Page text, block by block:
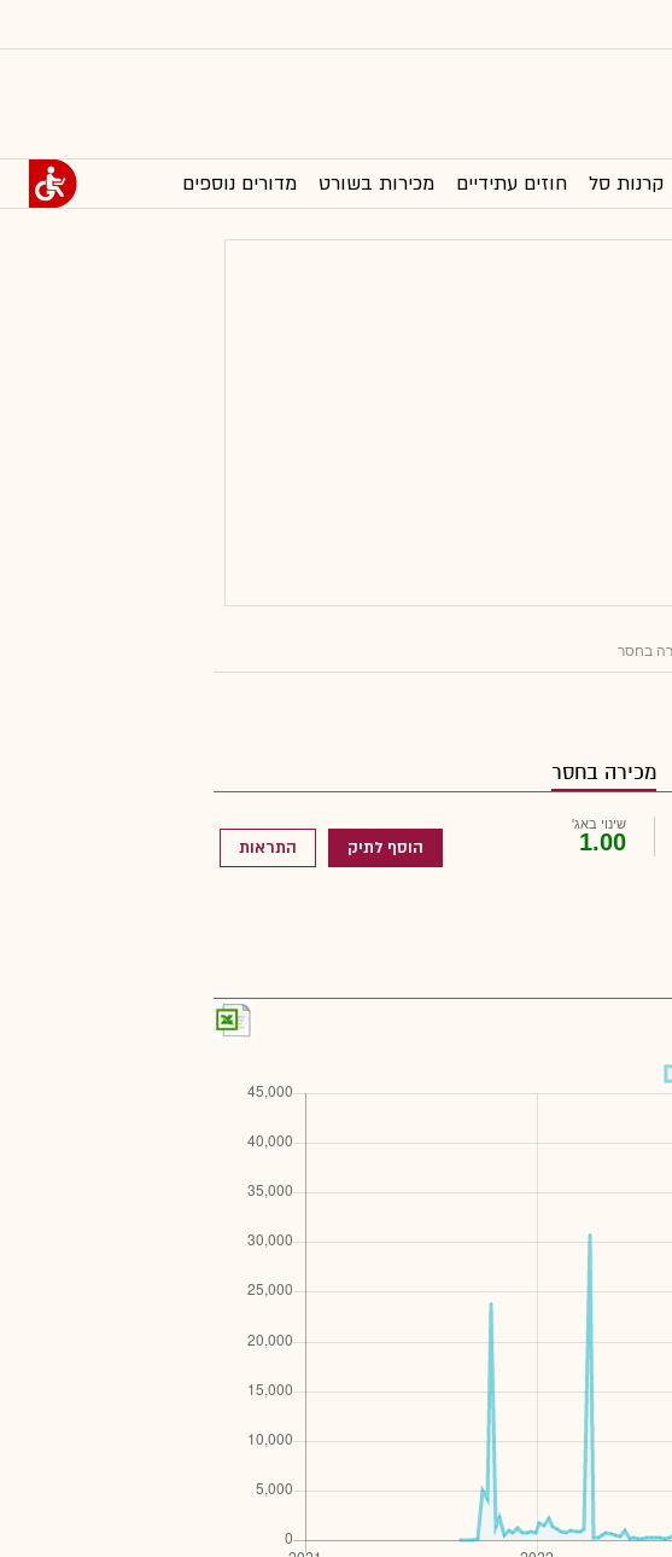
קרנות סל חוזים עתידיים מכירות בשורט מדורים נוספים
בחסר
מכירה בחסר
שינוי באג'
1.00 הוסף לתיק התראות